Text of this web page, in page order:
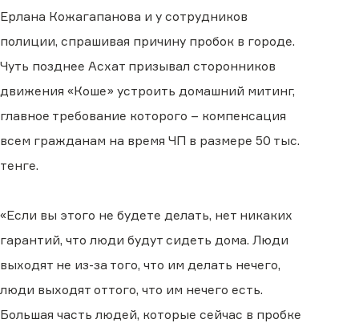
Ерлана Кожагапанова и у сотрудников
полиции, спрашивая причину пробок в городе.
Чуть позднее Асхат призывал сторонников
движения «Коше» устроить домашний митинг,
главное требование которого – компенсация
всем гражданам на время ЧП в размере 50 тыс.
тенге.
«Если вы этого не будете делать, нет никаких
гарантий, что люди будут сидеть дома. Люди
выходят не из-за того, что им делать нечего,
люди выходят оттого, что им нечего есть.
Большая часть людей, которые сейчас в пробке